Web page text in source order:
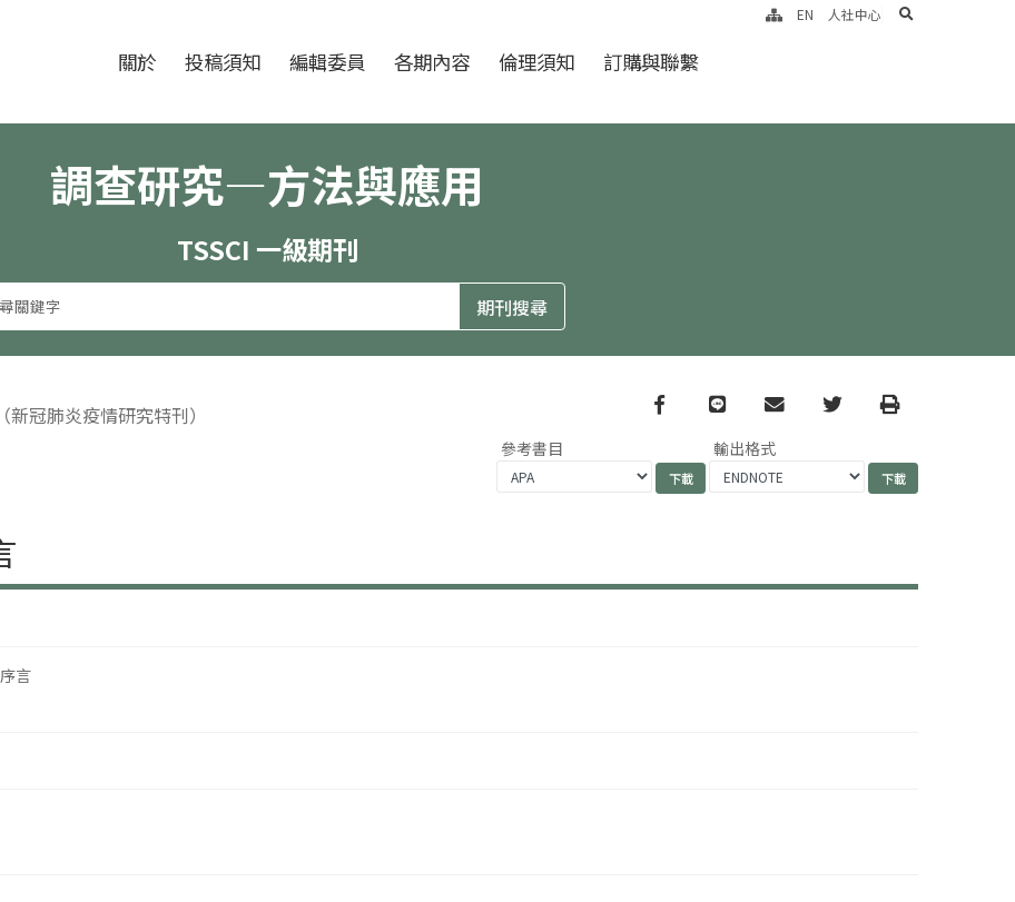
關於 投稿須知 編輯委員 各期內容 倫理須知 訂購與聯繫
EN 人社中心 search
調查研究—方法與應用
TSSCI 一級期刊
冠肺炎疫情研究特刊）
Facebook
line email TwitterPrint
參考書目 輸出格式
言